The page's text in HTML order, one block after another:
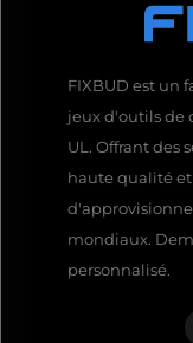
FIXBUD est un
jeux d'outils de
UL. Offrant des
haute qualité
mondiaux.
personnalisé.